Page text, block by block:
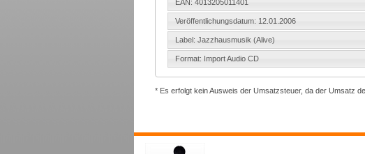
EAN: 4013205011401
Veröffentlichungsdatum: 12.01.2006
Label: Jazzhausmusik (Alive)
Format: Import Audio CD
* Es erfolgt kein Ausweis der Umsatzsteuer, da der Umsatz